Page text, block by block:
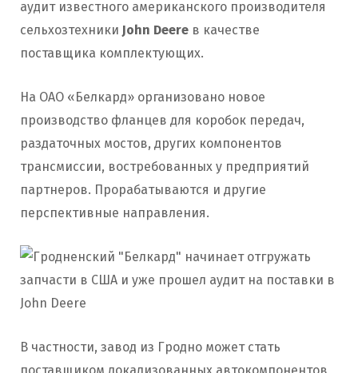
аудит известного американского производителя
сельхозтехники John Deere в качестве
поставщика комплектующих.
На ОАО «Белкард» организовано новое
производство фланцев для коробок передач,
раздаточных мостов, других компонентов
трансмиссии, востребованных у предприятий
партнеров. Прорабатываются и другие
перспективные направления.
В частности, завод из Гродно может стать